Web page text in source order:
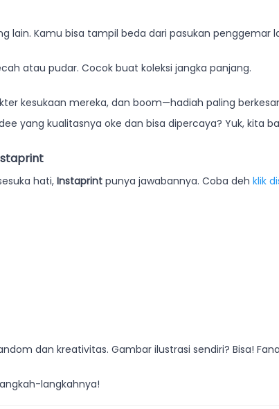
lain. Kamu bisa tampil beda dari pasukan penggemar
atau pudar. Cocok buat koleksi jangka panjang.
kesukaan mereka, dan boom—hadiah paling
yang kualitasnya oke dan bisa dipercaya? Yuk, kita
hati,Instaprint punya jawabannya. Coba deh klik
dan kreativitas. Gambar ilustrasi sendiri? Bisa!
langkahnya!